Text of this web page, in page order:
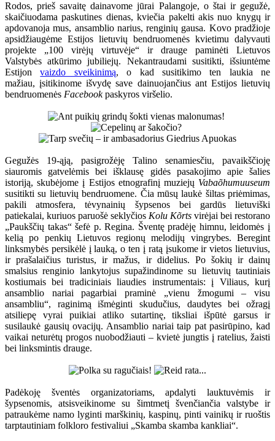
Rodos, prieš savaitę dainavome jūrai Palangoje, o štai ir gegužė,
skaičiuodama paskutines dienas, kviečia pakelti akis nuo knygų ir
apdovanoja mus, ansamblio narius, renginių gausa. Kovo pradžioje
apsidžiaugėme Estijos lietuvių bendruomenės kvietimu dalyvauti
projekte „100 virėjų virtuvėje“ ir drauge paminėti Lietuvos
Valstybės atkūrimo jubiliejų. Nekantraudami susitikti, išsiuntėme
Estijonvaizdo sveikinimą, o kad susitikimo ten laukia ne
mažiau, įsitikinome išvydę save dainuojančius ant Estijos lietuvių
bendruomenės Facebookpaskyros viršelio.
Gegužės 19-ąją, pasigrožėję Talino senamiesčiu, pavaikščioję
siauromis gatvelėmis bei išklausę gidės pasakojimo apie šalies
istoriją, skubėjome į Estijos etnografinį muziejų Vabaõhumuuseum
susitikti su lietuvių bendruomene. Čia mūsų laukė šiltas priėmimas,
pakili atmosfera, tėvynainių šypsenos bei gardūs lietuviški
patiekalai, kuriuos paruošė seklyčios Kolu Kõrts virėjai bei restorano
„Paukščių takas“ šefė p. Regina. Šventę pradėję himnu, leidomės į
kelią po penkių Lietuvos regionų melodijų vingrybes. Beregint
linksmybės persikėlė į lauką, o ten į ratą įsukome ir vietos lietuvius,
ir prašalaičius turistus, ir mažus, ir didelius. Po šokių ir dainų
smalsius renginio lankytojus supažindinome su lietuvių tautiniais
kostiumais bei tradiciniais liaudies instrumentais: į Viliaus, kurį
ansamblio nariai pagarbiai praminė „vienu žmogumi – visu
ansambliu“, raginimą išmėginti skudučius, daudytes bei ožragį
atsiliepę vyrai puikiai atliko sutartinę, tiksliai išpūtė garsus ir
susilaukė gausių ovacijų. Ansamblio nariai taip pat pasirūpino, kad
vaikai neturėtų progos nuobodžiauti – kvietė jungtis į ratelius, žaisti
bei linksmintis drauge.
Padėkoję šventės organizatoriams, apdalyti lauktuvėmis ir
šypsenomis, atsisveikinome su šimtmetį švenčiančia valstybe ir
patraukėme namo lyginti marškinių, kaspinų, pinti vainikų ir ruoštis
tarptautiniam folkloro festivaliui „Skamba skamba kankliai“.